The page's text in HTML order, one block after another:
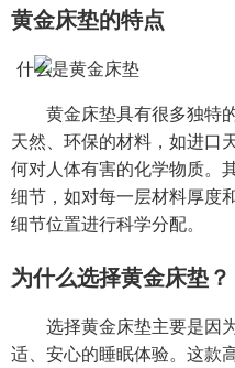
黄金床垫的特点
黄金床垫具有很多独特
天然、环保的材料，如进口
何对人体有害的化学物质。
细节，如对每一层材料厚度
细节位置进行科学分配。
为什么选择黄金床垫？
选择黄金床垫主要是因
适、安心的睡眠体验。这款